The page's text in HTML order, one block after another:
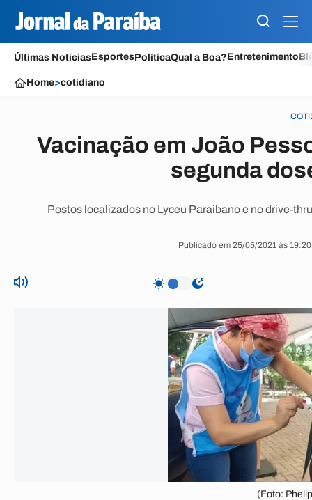
Últimas NotíciasEsportesPolíticaQual a Boa?Entretenimento
Home>cotidiano
Vacinação em João
segunda
Postos localizados no Lyceu Paraibano e no drive-
Publicado em 25/05/2021 às
(Foto: